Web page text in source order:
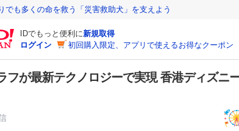
でも多くの命を救う「災害救助犬」を支えよう
IDでもっと便利に新規取得
ログイン
初回購入限定、アプリで使えるお得なクーポン
フが最新テクノロジーで実現 香港ディズニ